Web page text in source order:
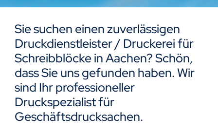
Techniklexikon
Kontakt
Sie suchen einen zuverlässigen
Druckdienstleister / Druckerei für
Schreibblöcke in Aachen? Schön,
dass Sie uns gefunden haben. Wir
sind Ihr professioneller
Druckspezialist für
Geschäftsdrucksachen.